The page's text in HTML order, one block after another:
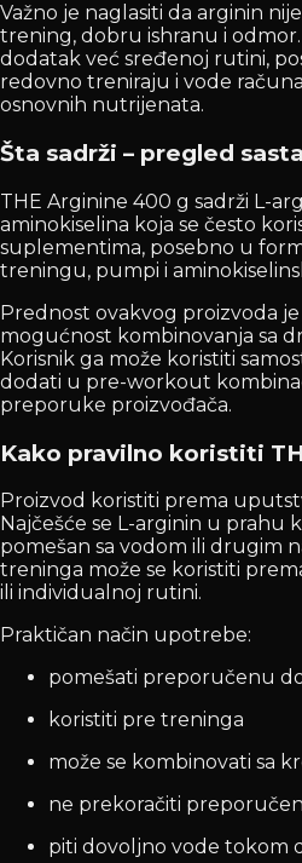
Važno je naglasiti da arginin
trening, dobru ishranu i
dodatak već sređenoj rutini,
redovno treniraju i vode
osnovnih nutrijenata.
Šta sadrži – pregled
THE Arginine 400 g sadrži L-
aminokiselina koja se često
suplementima, posebno u
treningu, pumpi i
Prednost ovakvog proizvoda je
mogućnost kombinovanja sa
Korisnik ga može koristiti
dodati u pre-workout
preporuke proizvođača.
Kako pravilno koristiti
Proizvod koristiti prema
Najčešće se L-arginin u prahu
pomešan sa vodom ili drugim
treninga može se koristiti
ili individualnoj rutini.
Praktičan način upotrebe:
pomešati preporučenu
koristiti pre treninga
može se kombinovati sa
ne prekoračiti
piti dovoljno vode tokom